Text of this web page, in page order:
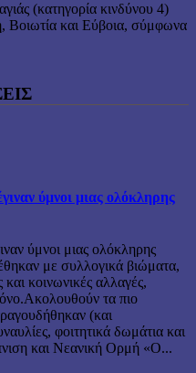
(κατηγορία κινδύνου 4)
Βοιωτία και Εύβοια, σύμφωνα
ύμνοι μιας ολόκληρης
ύμνοι μιας ολόκληρης
με συλλογικά βιώματα,
και κοινωνικές αλλαγές,
τα πιο
(και
φοιτητικά δωμάτια και
και Νεανική Ορμή «Ο...